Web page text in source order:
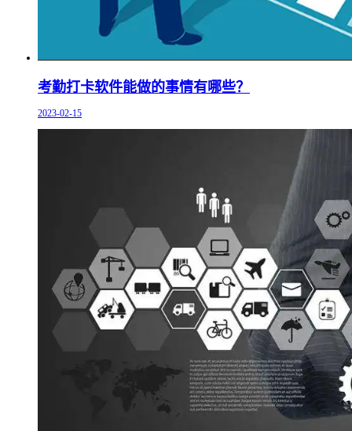
考勤打卡软件能做的事情有哪些？
2023-02-15